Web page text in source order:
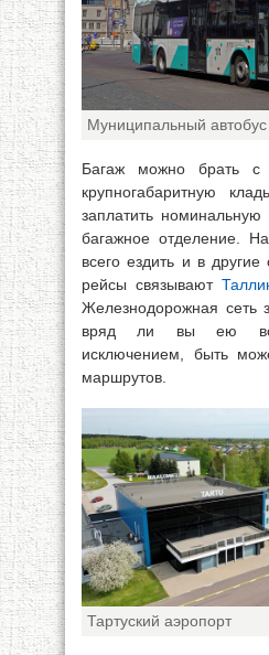
Муниципальный
Багаж можно брать с
крупногабаритную
заплатить
багажное отделение.
всего ездить и в
рейсы связывают
Железнодорожная сеть
вряд ли вы ею
исключением, быть
маршрутов.
Тартуский аэропорт